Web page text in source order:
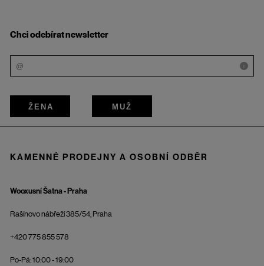
Chci odebírat newsletter
i
ŽENA MUŽ
KAMENNÉ PRODEJNY A OSOBNÍ ODBĚR
Wooxusní Šatna - Praha
Rašínovo nábřeží 385/54, Praha
+420 775 855 578
Po-Pá: 10:00 - 19:00